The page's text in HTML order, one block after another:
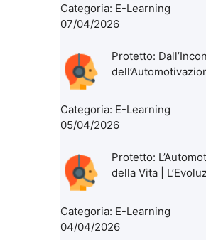
Categoria: E-Learning
07/04/2026
Protetto:
Categoria: E-Learning
05/04/2026
Protetto:
della Vita |
Categoria: E-Learning
04/04/2026